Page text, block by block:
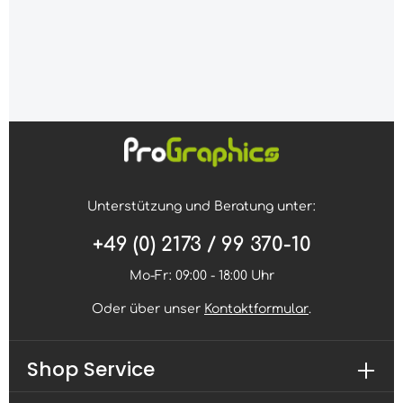
Unterstützung und Beratung unter:
+49 (0) 2173 / 99 370-10
Mo-Fr: 09:00 - 18:00 Uhr
Oder über unser Kontaktformular.
Shop Service